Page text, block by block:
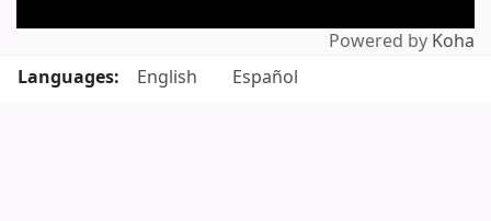
Powered by Koha
Languages:
English Español